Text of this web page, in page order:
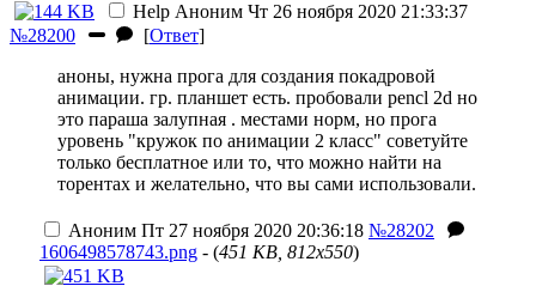
Hеlp Аноним Чт 26 ноября 2020 21:33:37
№28200
[Ответ]
аноны, нужна прога для создания покадровой
анимации. гр. планшет есть. пробовали pencl 2d но
это параша залупная . местами норм, но прога
уровень "кружок по анимации 2 класс" советуйте
только бесплатное или то, что можно найти на
торентах и желательно, что вы сами использовали.
Аноним Пт 27 ноября 2020 20:36:18 №28202
1606498578743.png - (451 KB, 812x550)